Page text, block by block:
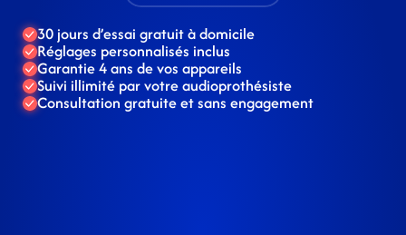
30 jours d’essai gratuit à domicile
Réglages personnalisés inclus
Garantie 4 ans de vos appareils
Suivi illimité par votre audioprothésiste
Consultation gratuite et sans engagement